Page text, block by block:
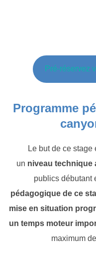
Pré-réservez
Programme
Le but de ce stage
un niveau technique
publics débutant
pédagogique de ce
mise en situation
un temps moteur
maximum